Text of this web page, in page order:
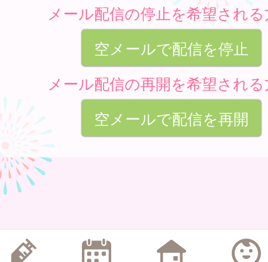
メール配信の停止を希望される
空メールで配信を停止
メール配信の再開を希望される
空メールで配信を再開